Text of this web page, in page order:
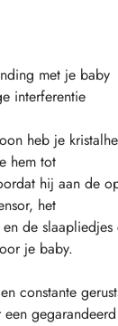
met je baby
interferentie
heb je
hem tot
hij aan de
het
de
je baby.
constante
een